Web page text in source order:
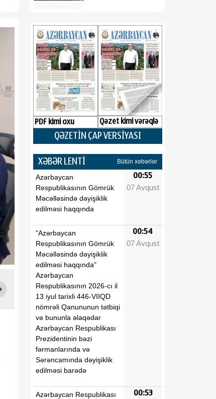
PDF kimi oxu Qəzet kimi vərəqlə
QƏZETİN ÇAP VERSİYASI
XƏBƏR LENTİ Bütün xəbərlər
Azərbaycan
Respublikasının Gömrük
Məcəlləsində dəyişiklik
edilməsi haqqında
00:55
07 Avqust
"Azərbaycan
Respublikasının Gömrük
Məcəlləsində dəyişiklik
edilməsi haqqında"
Azərbaycan
Respublikasının 2026-cı il
13 iyul tarixli 446-VIIQD
nömrəli Qanununun tətbiqi
və bununla əlaqədar
Azərbaycan Respublikası
Prezidentinin bəzi
fərmanlarında və
Sərəncamında dəyişiklik
edilməsi barədə
00:54
07 Avqust
Azərbaycan Respublikası
00:53